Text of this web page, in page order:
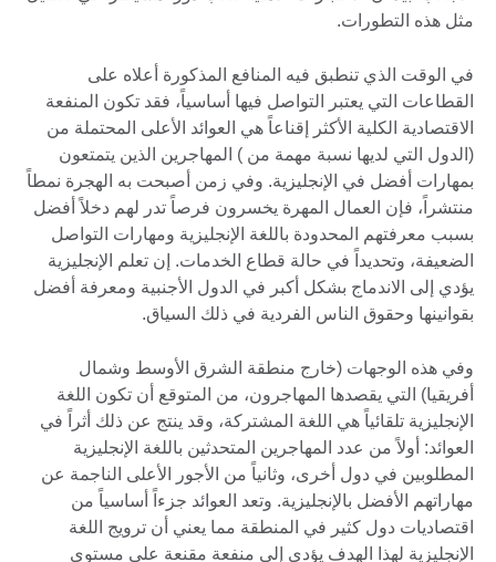
مثل هذه التطورات.
في الوقت الذي تنطبق فيه المنافع المذكورة أعلاه على
القطاعات التي يعتبر التواصل فيها أساسياً، فقد تكون المنفعة
الاقتصادية الكلية الأكثر إقناعاً هي العوائد الأعلى المحتملة من
(الدول التي لديها نسبة مهمة من ) المهاجرين الذين يتمتعون
بمهارات أفضل في الإنجليزية. وفي زمن أصبحت به الهجرة نمطاً
منتشراً، فإن العمال المهرة يخسرون فرصاً تدر لهم دخلاً أفضل
بسبب معرفتهم المحدودة باللغة الإنجليزية ومهارات التواصل
الضعيفة، وتحديداً في حالة قطاع الخدمات. إن تعلم الإنجليزية
يؤدي إلى الاندماج بشكل أكبر في الدول الأجنبية ومعرفة أفضل
بقوانينها وحقوق الناس الفردية في ذلك السياق.
وفي هذه الوجهات (خارج منطقة الشرق الأوسط وشمال
أفريقيا) التي يقصدها المهاجرون، من المتوقع أن تكون اللغة
الإنجليزية تلقائياً هي اللغة المشتركة، وقد ينتج عن ذلك أثراً في
العوائد: أولاً من عدد المهاجرين المتحدثين باللغة الإنجليزية
المطلوبين في دول أخرى، وثانياً من الأجور الأعلى الناجمة عن
مهاراتهم الأفضل بالإنجليزية. وتعد العوائد جزءاً أساسياً من
اقتصاديات دول كثير في المنطقة مما يعني أن ترويج اللغة
الإنجليزية لهذا الهدف يؤدي إلى منفعة مقنعة على مستوى